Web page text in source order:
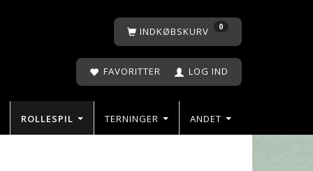
INDKØBSKURV 0
FAVORITTER LOG IND
ROLLESPIL TERNINGER ANDET